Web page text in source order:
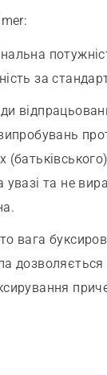
за
та не
вага
дозволяється